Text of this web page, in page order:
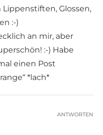
Glossen,
:-)
an mir, aber
:-) Habe
einen Post
*lach*
ANTWORTEN